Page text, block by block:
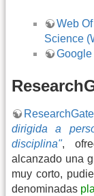
Web
Science
ResearchGate
dirigida a
disciplina",
alcanzado una
muy corto,
denominadas